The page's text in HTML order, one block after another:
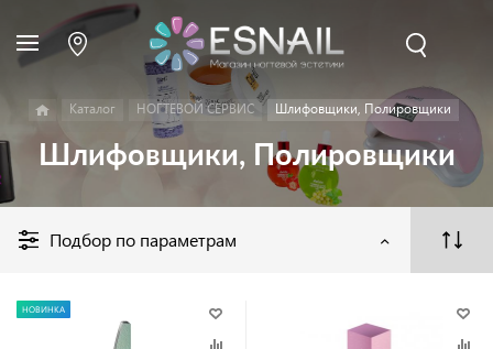
Каталог НОГТЕВОЙ СЕРВИС Шлифовщики, Полировщики
Шлифовщики, Полировщики
Подбор по параметрам
НОВИНКА